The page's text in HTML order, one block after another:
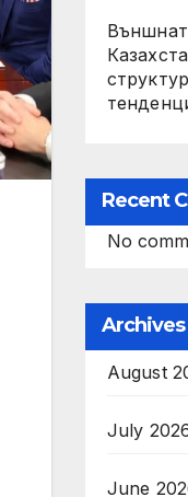
Recent
No
Archives
August
July
June